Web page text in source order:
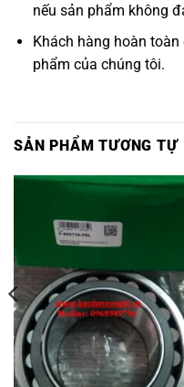
nếu sản phẩm không
Khách hàng hoàn
phẩm của chúng tôi.
SẢN PHẨM TƯƠNG TỰ